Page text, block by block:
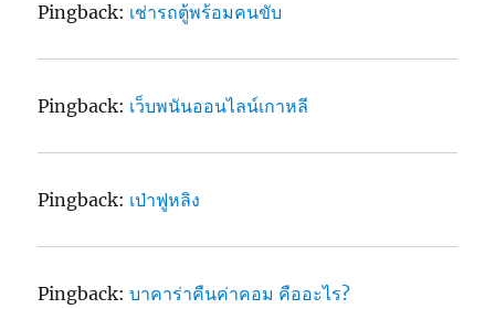
Pingback: เช่ารถตู้พร้อมคนขับ
Pingback: เว็บพนันออนไลน์เกาหลี
Pingback: เป่าฟูหลิง
Pingback:บาคาร่าคืนค่าคอม คืออะไร?